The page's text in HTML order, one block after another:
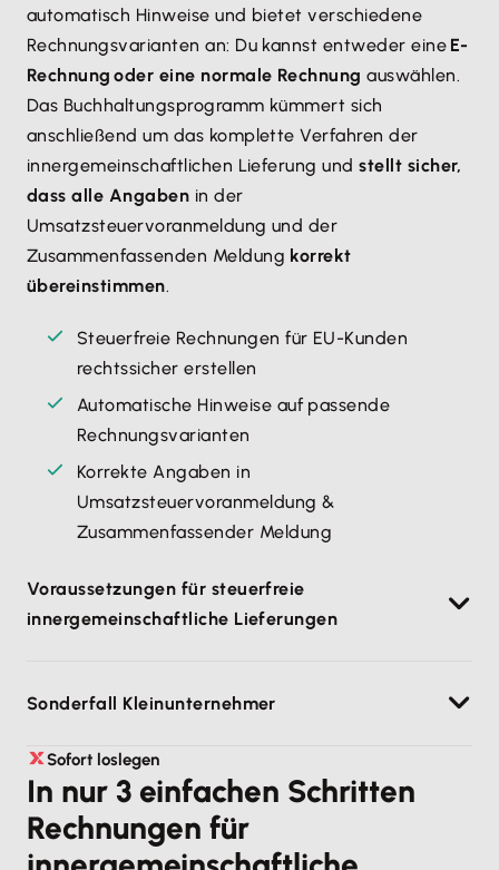
automatisch Hinweise und bietet verschiedene
Rechnungsvarianten an: Du kannst entweder eine E-
Rechnung oder eine normale Rechnung auswählen.
Das Buchhaltungsprogramm kümmert sich
anschließend um das komplette Verfahren der
innergemeinschaftlichen Lieferung undstellt sicher,
dass alle Angaben in der
Umsatzsteuervoranmeldung und der
Zusammenfassenden Meldung korrekt
übereinstimmen.
Steuerfreie Rechnungen für EU-Kunden
rechtssicher erstellen
Automatische Hinweise auf passende
Rechnungsvarianten
Korrekte Angaben in
Umsatzsteuervoranmeldung &
Zusammenfassender Meldung
Voraussetzungen für steuerfreie
innergemeinschaftliche Lieferungen
steuerfrei ist, müssenbestimmte Bedingungen
Der Gegenstand muss nachweislich in einem
anderen EU-Mitgliedstaat angekommen
Der Nachweis erfolgt über die
Sonderfall Kleinunternehmer
Normalerweise musst du
§ 19 Umsatzsteuergesetz weder
Umsatzsteuervoranmeldungen abgeben noch
Umsatzsteuer an das Finanzamt abführen. Eine
Sofort loslegen
In nur 3 einfachen Schritten
Rechnungen für